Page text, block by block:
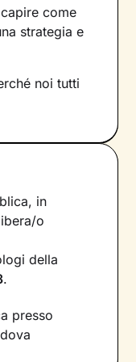
come
strategia e
noi tutti
che non le
l’intervento di
insieme
che ci
condiviso
anche
e
di
in
o
della
.
presso